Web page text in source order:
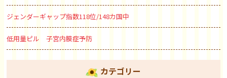
ジェンダーギャップ指数118位/148カ国中
低用量ピル 子宮内膜症予防
カテゴリー